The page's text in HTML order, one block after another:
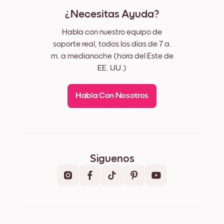
¿Necesitas Ayuda?
Habla con nuestro equipo de
soporte real, todos los días de 7 a.
m. a medianoche (hora del Este de
EE. UU.)
Habla Con Nosotros
Síguenos